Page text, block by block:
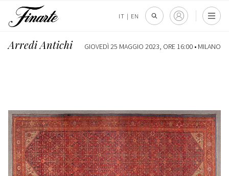
IT | EN
Arredi Antichi GIOVEDÌ 25 MAGGIO 2023, ORE 16:00 • MILANO